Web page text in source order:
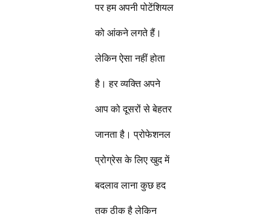
पर हम अपनी पोटेंशियल
को आंकने लगते हैं।
लेकिन ऐसा नहीं होता
है। हर व्यक्ति अपने
आप को दूसरों से बेहतर
जानता है। प्रोफेशनल
प्रोग्रेस के लिए खुद में
बदलाव लाना कुछ हद
तक ठीक है लेकिन